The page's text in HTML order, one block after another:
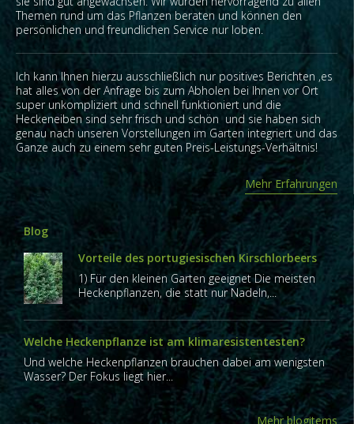
Themen rund um das Pflanzen beraten und können den
persönlichen und freundlichen Service nur loben.
Ich kann Ihnen hierzu ausschließlich nur positives Berichten ,es
hat alles von der Anfrage bis zum Abholen bei Ihnen vor Ort
super unkompliziert und schnell funktioniert und die
Heckeneiben sind sehr frisch und schön und sie haben sich
genau nach unseren Vorstellungen im Garten integriert und das
Ganze auch zu einem sehr guten Preis-Leistungs-Verhältnis!
Mehr Erfahrungen
Blog
Vorteile des portugiesischen Kirschlorbeers
1) Für den kleinen Garten geeignet Die meisten
Heckenpflanzen, die statt nur Nadeln,...
Welche Heckenpflanze ist am klimaresistentesten?
Und welche Heckenpflanzen brauchen dabei am wenigsten
Wasser? Der Fokus liegt hier...
Mehr blogitems